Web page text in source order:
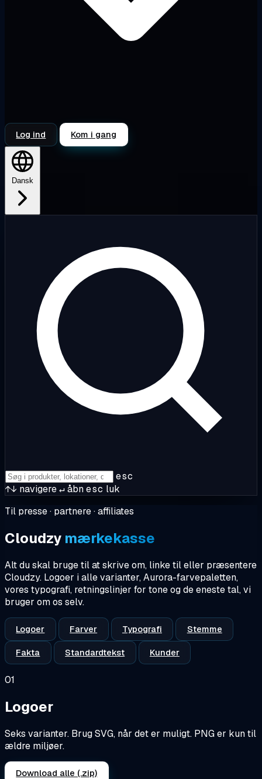
Log ind Kom i gang
Dansk
esc
↑↓ navigere↵åbnesc luk
Til presse · partnere · affiliates
Cloudzy mærkekasse
Alt du skal bruge til at skrive om, linke til eller præsentere
Cloudzy. Logoer i alle varianter, Aurora-farvepaletten,
vores typografi, retningslinjer for tone og de eneste tal, vi
bruger om os selv.
Logoer Farver Typografi Stemme
Fakta Standardtekst Kunder
01
Logoer
Seks varianter. Brug SVG, når det er muligt. PNG er kun til
ældre miljøer.
Download alle (.zip)